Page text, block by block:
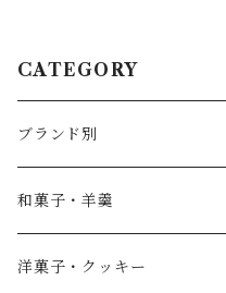
CATEGORY
ブランド別
薄墨羊羹
やすまるだし
和菓子・羊羹
こざくら
洋菓子・クッキー